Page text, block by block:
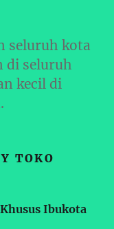
seluruh kota
di seluruh
kecil di
TOKO
Ibukota